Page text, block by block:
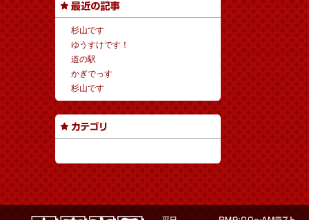
杉山です
ゆうすけです！
道の駅
かぎでっす
杉山です